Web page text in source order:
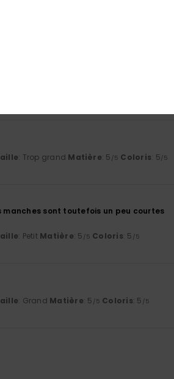
: Trop grand Matière: 5 /5 Coloris: 5/5
sont toutefois un peu courtes
: Petit Matière: 5 /5 Coloris: 5 /5
: Grand Matière: 5 /5 Coloris: 5 /5